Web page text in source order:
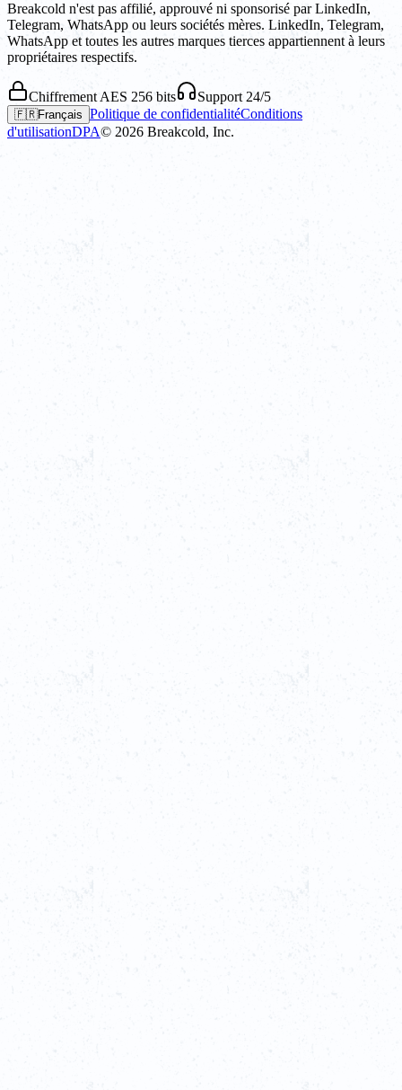
Breakcold n'est pas affilié, approuvé ni sponsorisé par LinkedIn,
Telegram, WhatsApp ou leurs sociétés mères. LinkedIn, Telegram,
WhatsApp et toutes les autres marques tierces appartiennent à leurs
propriétaires respectifs.
Chiffrement AES 256 bits Support 24/5
🇫🇷Français Politique de confidentialitéConditions
d'utilisationDPA© 2026 Breakcold, Inc.